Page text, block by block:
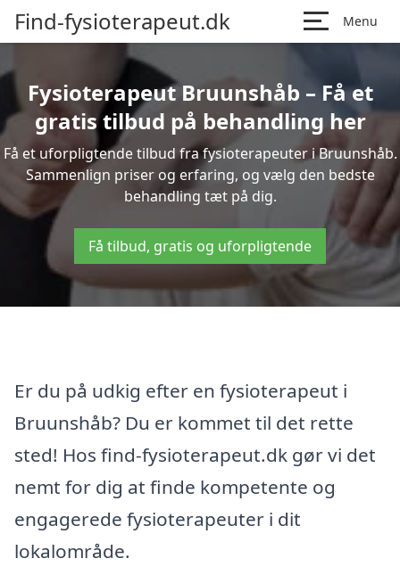
Find-fysioterapeut.dk Menu
Fysioterapeut Bruunshåb – Få et
gratis tilbud på behandling her
Få et uforpligtende tilbud fra fysioterapeuter i Bruunshåb.
Sammenlign priser og erfaring, og vælg den bedste
behandling tæt på dig.
Få tilbud, gratis og uforpligtende
Er du på udkig efter en fysioterapeut i
Bruunshåb? Du er kommet til det rette
sted! Hos find-fysioterapeut.dk gør vi det
nemt for dig at finde kompetente og
engagerede fysioterapeuter i dit
lokalområde.